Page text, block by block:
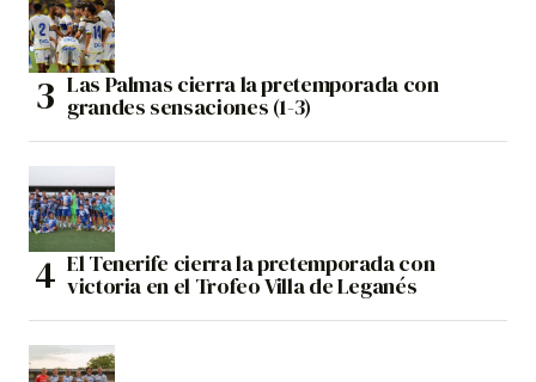
Las Palmas cierra la pretemporada con
grandes sensaciones (1-3)
El Tenerife cierra la pretemporada con
victoria en el Trofeo Villa de Leganés